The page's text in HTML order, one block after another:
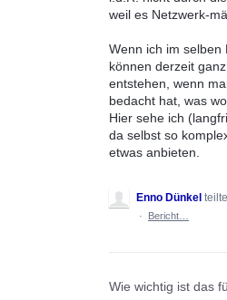
weil es Netzwerk-
Wenn ich im selben
können derzeit
entstehen, wenn
bedacht hat, was
Hier sehe ich
da selbst so
etwas anbieten.
Enno Dünkel
·
Bericht…
Wie wichtig ist das